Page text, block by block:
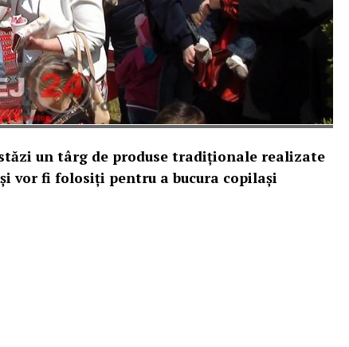
un târg de produse tradiționale realizate
vor fi folosiți pentru a bucura copilași